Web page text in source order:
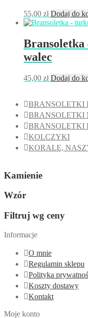
55,00 zł Dodaj do
walec
45,00 zł Dodaj do
BRANSOLETKI
BRANSOLETKI
BRANSOLETKI
KOLCZYKI
KORALE,
Kamienie
Wzór
Filtruj wg ceny
Informacje
O mnie
Regulamin sklepu
Polityka
Koszty dostawy
Kontakt
Moje konto